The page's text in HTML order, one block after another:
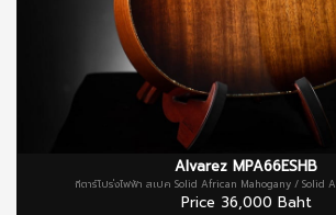
Alvarez MPA66ESHB
กีตาร์โปร่งไฟฟ้า สเปค Solid African Mahogany / Solid
Price 36,000 Baht